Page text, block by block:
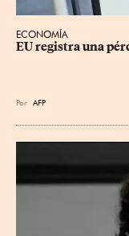
ECONOMÍA
EU registra una
Por AFP